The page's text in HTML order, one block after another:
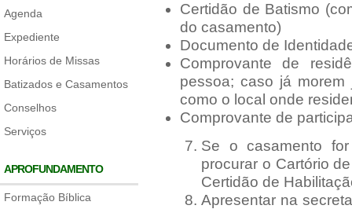
Agenda
Expediente
Horários de Missas
Batizados e Casamentos
Conselhos
Serviços
APROFUNDAMENTO
Formação Bíblica
Certidão de Batismo
do casamento)
Documento de
Comprovante de
pessoa; caso já
como o local onde
Comprovante de
Se o casamento
procurar o Cartório
Certidão de
Apresentar na